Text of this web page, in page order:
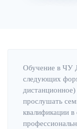
Обучение в ЧУ
следующих
прослушать
квалификации